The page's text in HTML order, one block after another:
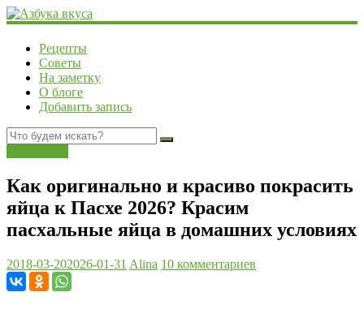
Рецепты
Советы
На заметку
О блоге
Добавить запись
Как оригинально и красиво покрасить
яйца к Пасхе 2026? Красим
пасхальные яйца в домашних условиях
2018-03-202026-01-31 Alina 10 комментариев